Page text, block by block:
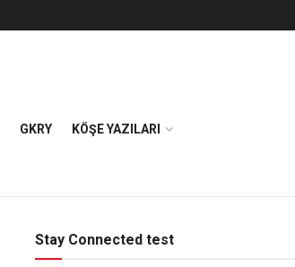
GKRY KÖŞE YAZILARI
Stay Connected test